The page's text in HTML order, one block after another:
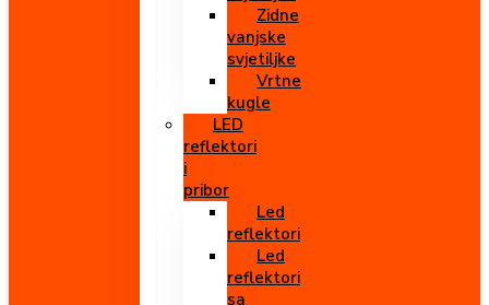
Zidne
vanjske
svjetiljke
Vrtne
kugle
LED
reflektori
i
pribor
Led
reflektori
Led
reflektori
sa